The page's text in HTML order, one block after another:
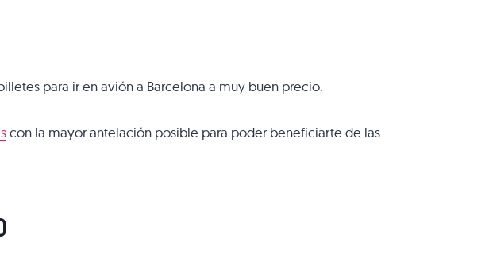
para ir en avión a Barcelona a muy buen precio.
con la mayor antelación posible para poder beneficiarte de las